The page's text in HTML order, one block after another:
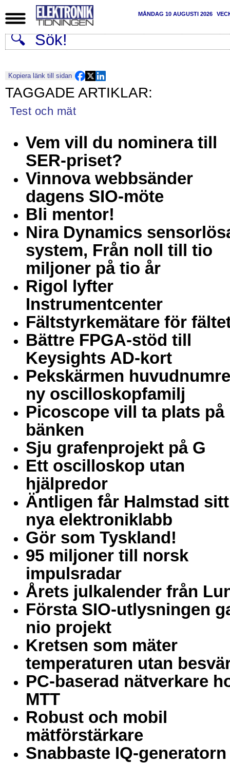
MÅNDAG 10 AUGUSTI 2026
Kopiera länk till sidan
Test och mät
Vem vill du nominera till
SER-priset?
Vinnova webbsänder
dagens SIO-möte
Bli mentor!
Nira Dynamics
system, Från noll till tio
miljoner på tio år
Rigol lyfter
Instrumentcenter
Fältstyrkemätare för
Bättre FPGA-stöd till
Keysights AD-kort
Pekskärmen
ny oscilloskopfamilj
Picoscope vill ta plats på
bänken
Sju grafenprojekt på G
Ett oscilloskop utan
hjälpredor
Äntligen får Halmstad sitt
nya elektroniklabb
Gör som Tyskland!
95 miljoner till norsk
impulsradar
Årets julkalender från
Första SIO-utlysningen
nio projekt
Kretsen som mäter
temperaturen utan
PC-baserad nätverkare
MTT
Robust och mobil
mätförstärkare
Snabbaste IQ-generatorn